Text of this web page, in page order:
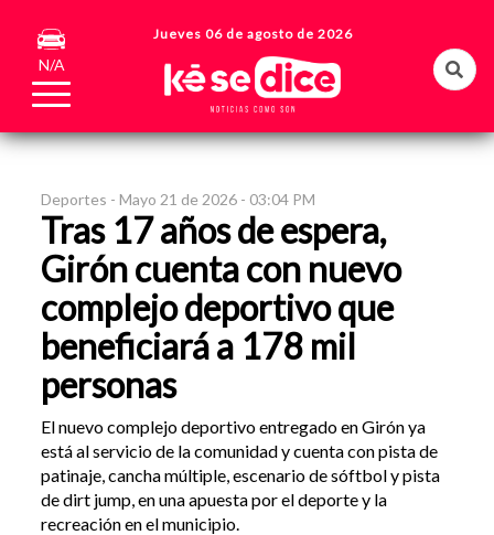
N/A
Jueves 06 de agosto de 2026
Deportes -Mayo 21 de 2026 - 03:04 PM
Tras 17 años de espera,
Girón cuenta con nuevo
complejo deportivo que
beneficiará a 178 mil
personas
El nuevo complejo deportivo entregado en Girón ya
está al servicio de la comunidad y cuenta con pista de
patinaje, cancha múltiple, escenario de sóftbol y pista
de dirt jump, en una apuesta por el deporte y la
recreación en el municipio.